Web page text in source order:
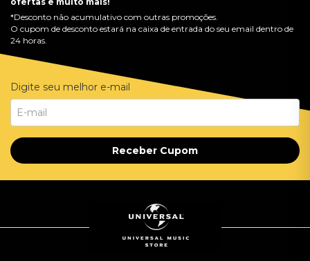
*Desconto não acumulativo com outras promoções.
O cupom de desconto estará na caixa de entrada do seu email dentro de
24 horas.
Digite seu melhor e-mail
Receber Cupom